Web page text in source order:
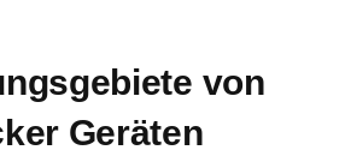
von
Geräten